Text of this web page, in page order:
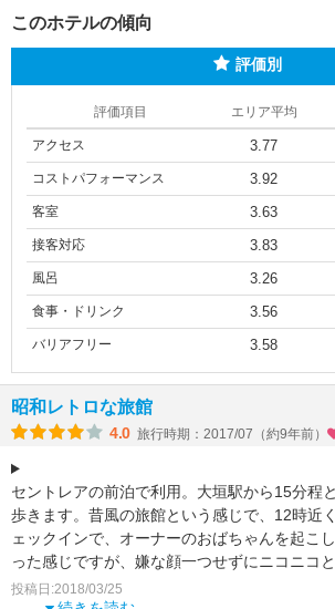
このホテルの傾向
評価別
評価項目 エリア平均
アクセス 3.77
コストパフォーマンス 3.92
客室 3.63
接客対応 3.83
風呂 3.26
食事・ドリンク 3.56
バリアフリー 3.58
昭和レトロな旅館
4.0 旅行時期：2017/07（約9年前）
セントレアの前泊で利用。大垣駅から15分程
歩きます。昔風の旅館という感じで、12時近
ェックインで、オーナーのおばちゃんを起こ
った感じですが、嫌な顔一つせずにニコニコ
してくれまし
投稿日:2018/03/25